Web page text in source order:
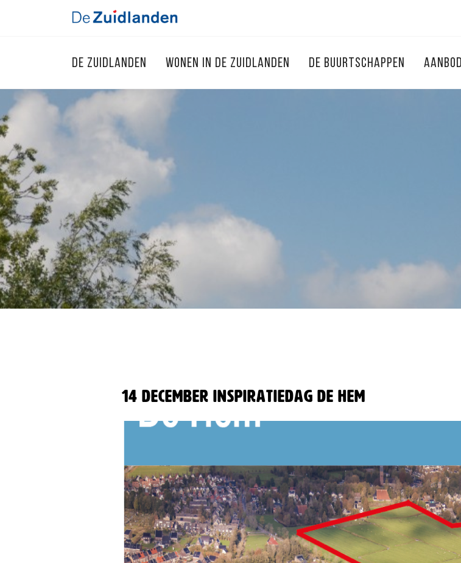
DE ZUIDLANDEN WONEN IN DE ZUIDLANDEN DE BUURTSCHAPPEN AANBOD
14 december inspiratiedag De Hem